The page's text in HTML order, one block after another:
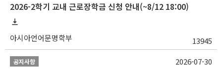
2026-2학기 교내 근로장학금 신청 안내(~8/12 18:00)
아시아언어문명학부 13945
공지사항 2026-07-30